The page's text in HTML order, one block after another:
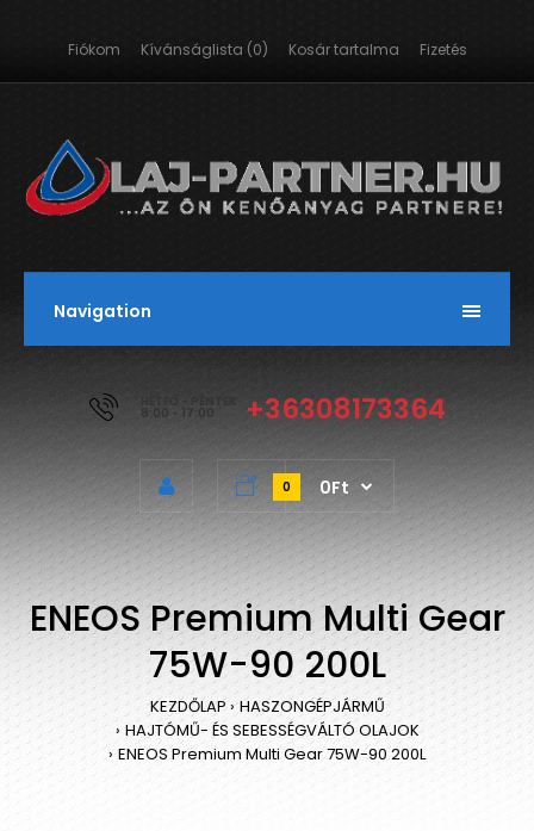
Fiókom Kívánságlista (0) Kosár tartalma Fizetés
Navigation
HÉTFŐ - PÉNTEK
8:00 - 17:00 +36308173364
0 0Ft
ENEOS Premium Multi Gear
75W-90 200L
KEZDŐLAP
HASZONGÉPJÁRMŰ
HAJTÓMŰ- ÉS SEBESSÉGVÁLTÓ OLAJOK
ENEOS Premium Multi Gear 75W-90 200L